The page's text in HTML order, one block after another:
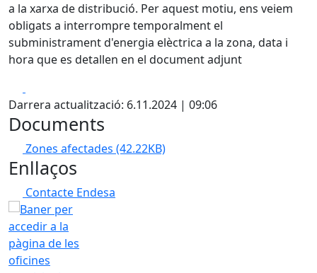
a la xarxa de distribució. Per aquest motiu, ens veiem
obligats a interrompre temporalment el
subministrament d'energia elèctrica a la zona, data i
hora que es detallen en el document adjunt
Darrera actualització: 6.11.2024 | 09:06
Documents
Zones afectades (42.22KB)
Enllaços
Contacte Endesa